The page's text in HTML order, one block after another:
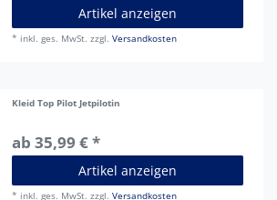
Artikel anzeigen
* inkl. ges. MwSt. zzgl.Versandkosten
Kleid Top Pilot Jetpilotin
ab 35,99 € *
Artikel anzeigen
* inkl. ges. MwSt. zzgl.Versandkosten